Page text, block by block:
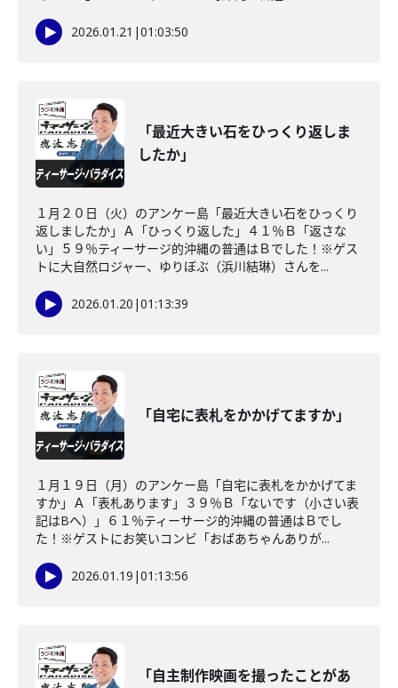
2026.01.21 |01:03:50
「最近大きい石をひっくり返しま
したか」
１月２０日（火）のアンケー島「最近大きい石をひっくり
返しましたか」Ａ「ひっくり返した」４１％Ｂ「返さな
い」５９％ティーサージ的沖縄の普通はＢでした！※ゲス
トに大自然ロジャー、ゆりぼぶ（浜川結琳）さんを...
2026.01.20 |01:13:39
「自宅に表札をかかげてますか」
１月１９日（月）のアンケー島「自宅に表札をかかげてま
すか」Ａ「表札あります」３９％Ｂ「ないです（小さい表
記はBへ）」６１％ティーサージ的沖縄の普通はＢでし
た！※ゲストにお笑いコンビ「おばあちゃんありが...
2026.01.19 |01:13:56
「自主制作映画を撮ったことがあ